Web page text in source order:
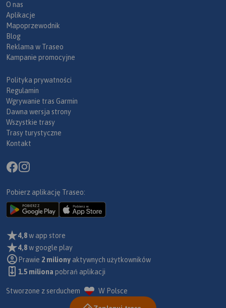
O nas
Aplikacje
Mapoprzewodnik
Blog
Reklama w Traseo
Kampanie promocyjne
Polityka prywatności
Regulamin
Wgrywanie tras Garmin
Dawna wersja strony
Wszystkie trasy
Trasy turystyczne
Kontakt
Pobierz aplikację Traseo:
4,8w app store
4,8w google play
Prawie 2 miliony aktywnych użytkowników
1.5 miliona pobrań aplikacji
Stworzone z serduchem W Polsce